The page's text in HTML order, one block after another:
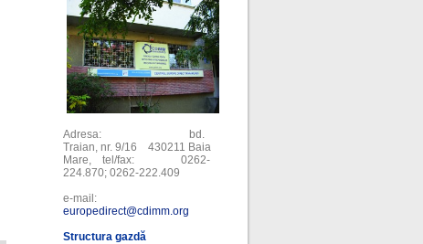
Adresa: bd.
Traian, nr. 9/16 430211 Baia
Mare, tel/fax: 0262-
224.870; 0262-222.409
e-mail:
europedirect@cdimm.org
Structura gazdă